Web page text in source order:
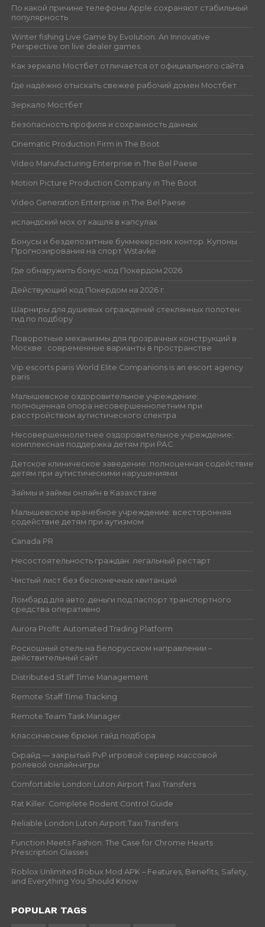
По какой причине телефоны Apple сохраняют стабильный
популярность
Winter fishing Live Game by Evolution: An Innovative
Perspective on live dealer games
Как зеркало Мостбет отличается от официального сайта
Где надёжно отыскать свежее рабочий домен Мостбет
Зеркало Мостбет
Безопасность профиля и сохранность данных
Cinematic Production Firm in The Boot
Video Manufacturing Enterprise in The Bel Paese
Motion Picture Production Company in The Boot
Video Generation Enterprise in The Bel Paese
исландский мох от кашля в капсулах
Бонусы и бездепозитные букмекерских контор. Купоны.
Прогнозирования на спорт Wstavke
Где обнаружить бонус-код Покердом 2026
Действующий код Покердом на 2026 г.
Шарниры для душевых ограждений стеклянных полотен:
гид по подбору
Поворотные механизмы для прозрачных конструкций в
Москве : современные варианты в пространстве
Vip escorts paris World Elite Companions is an escort agency
paris
Малышевское оздоровительное учреждение:
полноценная опора несовершеннолетним при
расстройством аутистического спектра
Несовершеннолетнее оздоровительное учреждение:
комплексная поддержка детям при РАС
Детское клиническое заведение: полноценная содействие
детям при аутистическими нарушениями
Займы и займы онлайн в Казахстане
Малышевское врачебное учреждение: всесторонняя
содействие детям при аутизмом
Canada PR
Несостоятельность граждан: легальный рестарт
Чистый лист без бесконечных квитанций
Ломбард для авто: деньги под паспорт транспортного
средства оперативно
Aurora Profit: Automated Trading Platform
Роскошный отель на Белорусском направлении –
действительный сайт
Distributed Staff Time Management
Remote Staff Time Tracking
Remote Team Task Manager
Классические брюки: гайд подбора
Скрайд — закрытый PvP игровой сервер массовой
ролевой онлайн‑игры
Comfortable London Luton Airport Taxi Transfers
Rat Killer: Complete Rodent Control Guide
Reliable London Luton Airport Taxi Transfers
Function Meets Fashion: The Case for Chrome Hearts
Prescription Glasses
Roblox Unlimited Robux Mod APK – Features, Benefits, Safety,
and Everything You Should Know
POPULAR TAGS